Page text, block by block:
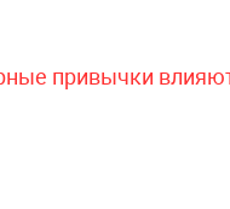
привычки